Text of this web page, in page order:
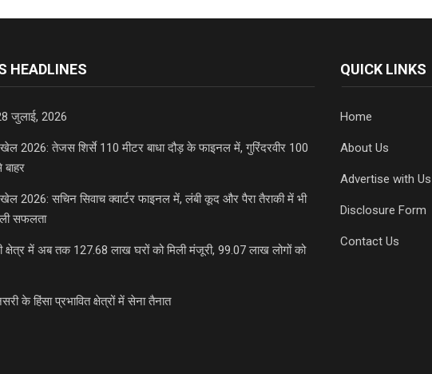
HEADLINES
जुलाई, 2026
2026: तेजस शिर्से 110 मीटर बाधा दौड़ के फाइनल में, गुरिंदरवीर 100
बाहर
2026: सचिन सिवाच क्वार्टर फाइनल में, लंबी कूद और पैरा तैराकी में भी
सफलता
में अब तक 127.68 लाख घरों को मिली मंजूरी, 99.07 लाख लोगों को
के हिंसा प्रभावित क्षेत्रों में सेना तैनात
QUICK LINKS
Home
About Us
Advertise with Us
Disclosure Form
Contact Us